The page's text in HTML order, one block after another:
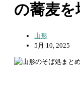
の蕎麦を
山形
5月 10, 2025